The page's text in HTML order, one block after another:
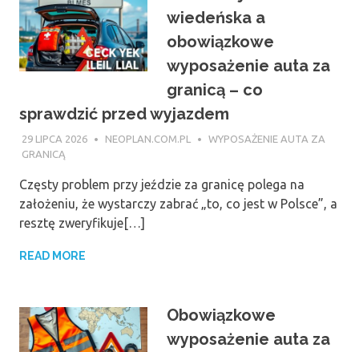
wiedeńska a
obowiązkowe
wyposażenie auta za
granicą – co
sprawdzić przed wyjazdem
29 LIPCA 2026 NEOPLAN.COM.PL
WYPOSAŻENIE AUTA ZA
GRANICĄ
Częsty problem przy jeździe za granicę polega na
założeniu, że wystarczy zabrać „to, co jest w Polsce”, a
resztę zweryfikuje[…]
READ MORE
Obowiązkowe
wyposażenie auta za